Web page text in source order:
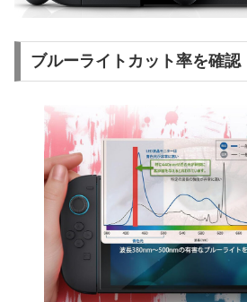
ブルーライトカット率を確認